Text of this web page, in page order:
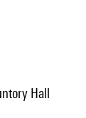
Hall